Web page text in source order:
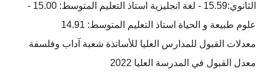
الثانوي:15.59 - لغة انجليزية استاذ التعليم المتوسط: 15.00 -
علوم طبيعة و الحياة استاذ التعليم المتوسط: 14.91
معدلات القبول للمدارس العليا للأساتذة شعبة آداب وفلسفة
معدل القبول في المدرسة العليا 2022